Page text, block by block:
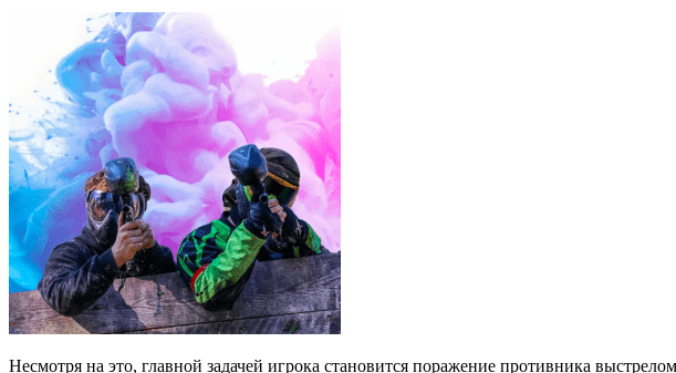
Несмотря на это, главной задачей игрока становится поражение противника